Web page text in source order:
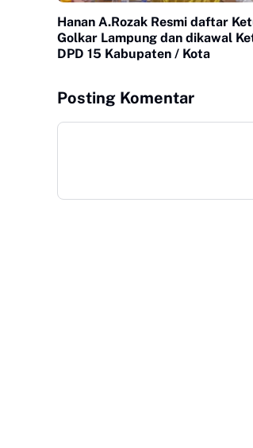
Hanan A.Rozak Resmi daftar
Golkar Lampung dan dikawal
DPD 15 Kabupaten / Kota
Posting Komentar